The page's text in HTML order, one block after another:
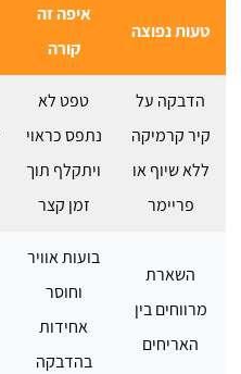
טעות נפוצה
איפה זה
קורה
הדבקה על
קיר קרמיקה
ללא שיוף או
פריימר
טפט לא
נתפס כראוי
ויתקלף תוך
זמן קצר
השארת
מרווחים בין
האריחים
בועות אוויר
וחוסר
אחידות
בהדבקה